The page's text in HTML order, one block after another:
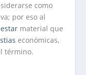
como
por eso al
material que
económicas,
término.